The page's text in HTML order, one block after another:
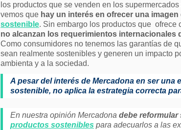
los productos que se venden en los
vemos que hay un interés en ofrecer una imagen
sostenible. Sin embargo los productos que ofrece
no alcanzan los requerimientos internacionales
Como consumidores no tenemos las garantías de
sean realmente sostenibles y generen un impacto
ambienta y a la sociedad.
A pesar del interés de Mercadona en ser una
sostenible, no aplica la estrategia correcta
En nuestra opinión Mercadona debe reformular
productos sostenibles para adecuarlos a las